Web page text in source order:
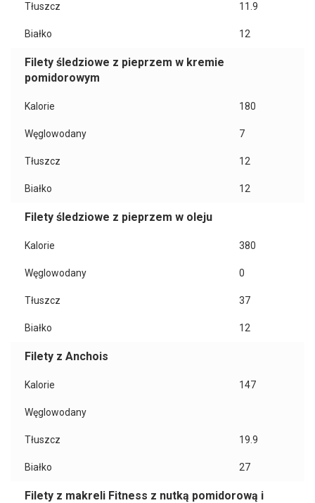
Tłuszcz 11.9
Białko 12
Filety śledziowe z pieprzem w kremie
pomidorowym
Kalorie 180
Węglowodany 7
Tłuszcz 12
Białko 12
Filety śledziowe z pieprzem w oleju
Kalorie 380
Węglowodany 0
Tłuszcz 37
Białko 12
Filety z Anchois
Kalorie 147
Węglowodany
Tłuszcz 19.9
Białko 27
Filety z makreli Fitness z nutką pomidorową i